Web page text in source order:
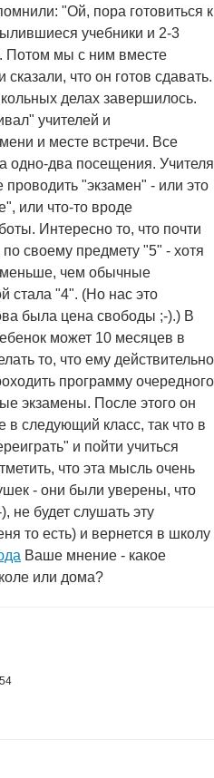
"Ой, пора готовиться к
учебники и 2-3
Потом мы с ним вместе
что он готов сдавать.
делах завершилось.
учителей и
и месте встречи. Все
одно-два посещения. Учителя
"экзамен" - или это
или что-то вроде
Интересно то, что почти
своему предмету "5" - хотя
меньше, чем обычные
стала "4". (Но нас это
была цена свободы ;-).) В
может 10 месяцев в
то, что ему действительно
программу очередного
экзамены. После этого он
в следующий класс, так что в
и пойти учиться
что эта мысль очень
- они были уверены, что
не будет слушать эту
то есть) и вернется в школу
Ваше мнение - какое
или дома?